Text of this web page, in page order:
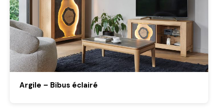
Argile – Bibus éclairé